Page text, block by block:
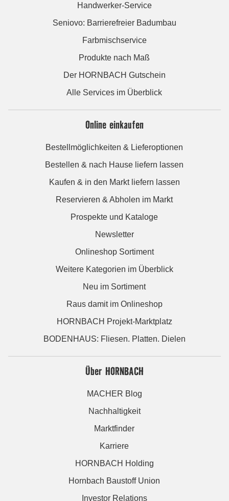
Handwerker-Service
Seniovo: Barrierefreier Badumbau
Farbmischservice
Produkte nach Maß
Der HORNBACH Gutschein
Alle Services im Überblick
Online einkaufen
Bestellmöglichkeiten & Lieferoptionen
Bestellen & nach Hause liefern lassen
Kaufen & in den Markt liefern lassen
Reservieren & Abholen im Markt
Prospekte und Kataloge
Newsletter
Onlineshop Sortiment
Weitere Kategorien im Überblick
Neu im Sortiment
Raus damit im Onlineshop
HORNBACH Projekt-Marktplatz
BODENHAUS: Fliesen. Platten. Dielen
Über HORNBACH
MACHER Blog
Nachhaltigkeit
Marktfinder
Karriere
HORNBACH Holding
Hornbach Baustoff Union
Investor Relations